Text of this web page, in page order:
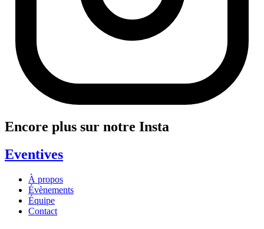
Encore plus sur notre Insta
Eventives
À propos
Évènements
Équipe
Contact